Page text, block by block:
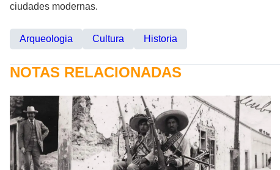
ciudades modernas.
Arqueologia Cultura Historia
NOTAS RELACIONADAS